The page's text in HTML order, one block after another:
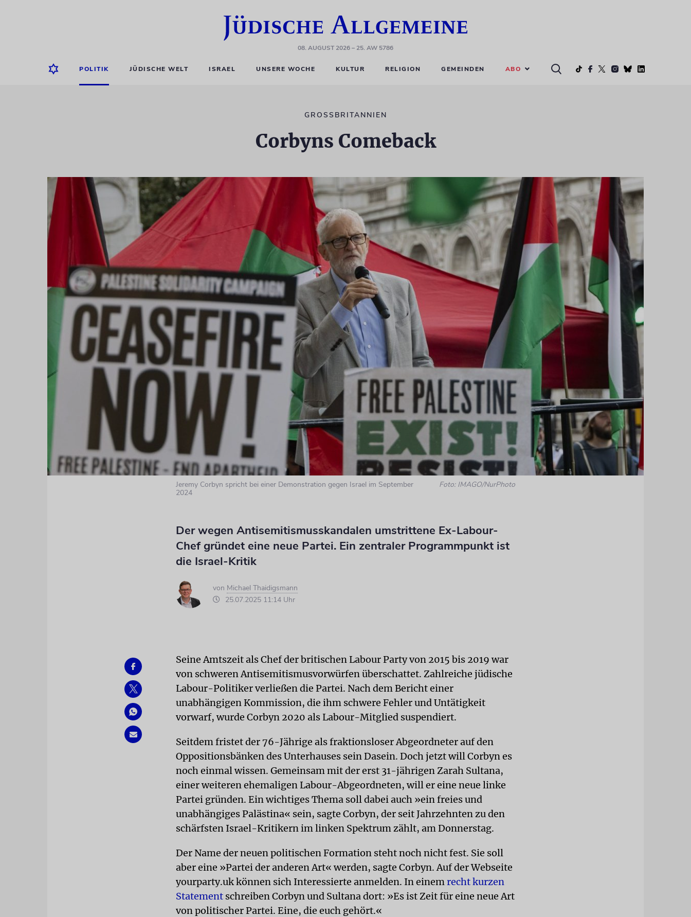
08. AUGUST 2026– 25. AW 5786
POLITIK JÜDISCHE WELT ISRAEL UNSERE WOCHE KULTUR RELIGION GEMEINDEN ABO
GROSSBRITANNIEN
Corbyns Comeback
Jeremy Corbyn spricht bei einer Demonstration gegen Israel im September
2024
Foto: IMAGO/NurPhoto
Der wegen Antisemitismusskandalen umstrittene Ex-Labour-
Chef gründet eine neue Partei. Ein zentraler Programmpunkt ist
die Israel-Kritik
von Michael Thaidigsmann
25.07.2025 11:14 Uhr
Seine Amtszeit als Chef der britischen Labour Party von 2015 bis 2019 war
von schweren Antisemitismusvorwürfen überschattet. Zahlreiche jüdische
Labour-Politiker verließen die Partei. Nach dem Bericht einer
unabhängigen Kommission, die ihm schwere Fehler und Untätigkeit
vorwarf, wurde Corbyn 2020 als Labour-Mitglied suspendiert.
Seitdem fristet der 76-Jährige als fraktionsloser Abgeordneter auf den
Oppositionsbänken des Unterhauses sein Dasein. Doch jetzt will Corbyn es
noch einmal wissen. Gemeinsam mit der erst 31-jährigen Zarah Sultana,
einer weiteren ehemaligen Labour-Abgeordneten, will er eine neue linke
Partei gründen. Ein wichtiges Thema soll dabei auch »ein freies und
unabhängiges Palästina« sein, sagte Corbyn, der seit Jahrzehnten zu den
schärfsten Israel-Kritikern im linken Spektrum zählt, am Donnerstag.
Der Name der neuen politischen Formation steht noch nicht fest. Sie soll
aber eine »Partei der anderen Art« werden, sagte Corbyn. Auf der Webseite
yourparty.uk können sich Interessierte anmelden. In einemrecht kurzen
Statement schreiben Corbyn und Sultana dort: »Es ist Zeit für eine neue Art
von politischer Partei. Eine, die euch gehört.«